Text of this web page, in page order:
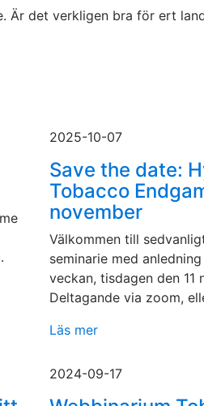
Är det verkligen bra för ert
2025-10-07
Save the date:
Tobacco
november
Välkommen till
seminarie med
veckan, tisdagen den 11
Deltagande via zoom,
Läs mer
2024-09-17